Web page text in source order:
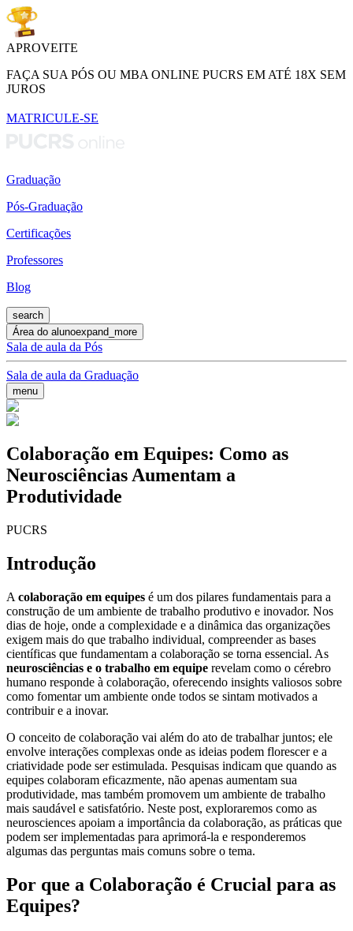
APROVEITE
FAÇA SUA PÓS OU MBA ONLINE PUCRS EM ATÉ 18X SEM
JUROS
MATRICULE-SE
Graduação
Pós-Graduação
Certificações
Professores
Blog
search
Área do alunoexpand_more
Sala de aula da Pós
Sala de aula da Graduação
menu
Colaboração em Equipes: Como as
Neurosciências Aumentam a
Produtividade
PUCRS
Introdução
A colaboração em equipes é um dos pilares fundamentais para a
construção de um ambiente de trabalho produtivo e inovador. Nos
dias de hoje, onde a complexidade e a dinâmica das organizações
exigem mais do que trabalho individual, compreender as bases
científicas que fundamentam a colaboração se torna essencial. As
neurosciências e o trabalho em equipe revelam como o cérebro
humano responde à colaboração, oferecendo insights valiosos sobre
como fomentar um ambiente onde todos se sintam motivados a
contribuir e a inovar.
O conceito de colaboração vai além do ato de trabalhar juntos; ele
envolve interações complexas onde as ideias podem florescer e a
criatividade pode ser estimulada. Pesquisas indicam que quando as
equipes colaboram eficazmente, não apenas aumentam sua
produtividade, mas também promovem um ambiente de trabalho
mais saudável e satisfatório. Neste post, exploraremos como as
neurosciences apoiam a importância da colaboração, as práticas que
podem ser implementadas para aprimorá-la e responderemos
algumas das perguntas mais comuns sobre o tema.
Por que a Colaboração é Crucial para as
Equipes?